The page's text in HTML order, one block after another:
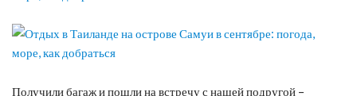
Получили багаж и пошли на встречу с нашей подругой –